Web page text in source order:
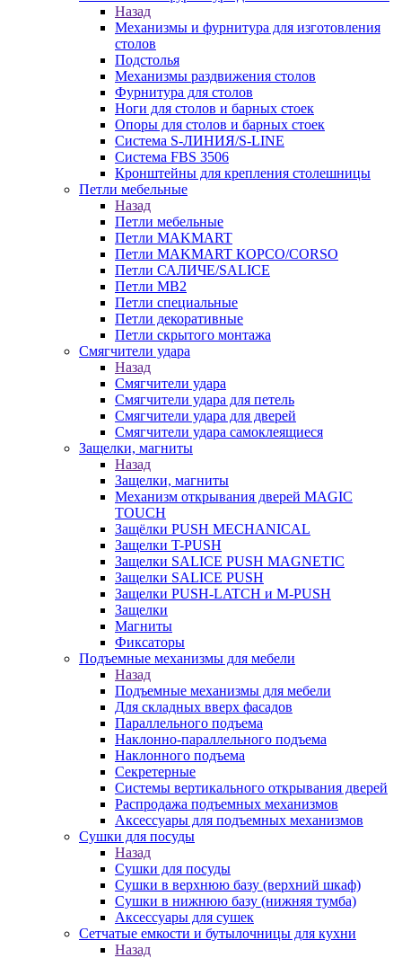
Назад
Механизмы и фурнитура для изготовления
столов
Подстолья
Механизмы раздвижения столов
Фурнитура для столов
Ноги для столов и барных стоек
Опоры для столов и барных стоек
Система S-ЛИНИЯ/S-LINE
Система FBS 3506
Кронштейны для крепления столешницы
Петли мебельные
Назад
Петли мебельные
Петли MAKMART
Петли MAKMART КОРСО/CORSO
Петли САЛИЧЕ/SALICE
Петли MB2
Петли специальные
Петли декоративные
Петли скрытого монтажа
Смягчители удара
Назад
Смягчители удара
Смягчители удара для петель
Смягчители удара для дверей
Cмягчители удара самоклеящиеся
Защелки, магниты
Назад
Защелки, магниты
Механизм открывания дверей MAGIC
TOUCH
Защёлки PUSH MECHANICAL
Защелки T-PUSH
Защелки SALICE PUSH MAGNETIC
Защелки SALICE PUSH
Защелки PUSH-LATCH и M-PUSH
Защелки
Магниты
Фиксаторы
Подъемные механизмы для мебели
Назад
Подъемные механизмы для мебели
Для складных вверх фасадов
Параллельного подъема
Наклонно-параллельного подъема
Наклонного подъема
Секретерные
Системы вертикального открывания дверей
Распродажа подъемных механизмов
Аксессуары для подъемных механизмов
Сушки для посуды
Назад
Сушки для посуды
Сушки в верхнюю базу (верхний шкаф)
Сушки в нижнюю базу (нижняя тумба)
Аксессуары для сушек
Сетчатые емкости и бутылочницы для кухни
Назад